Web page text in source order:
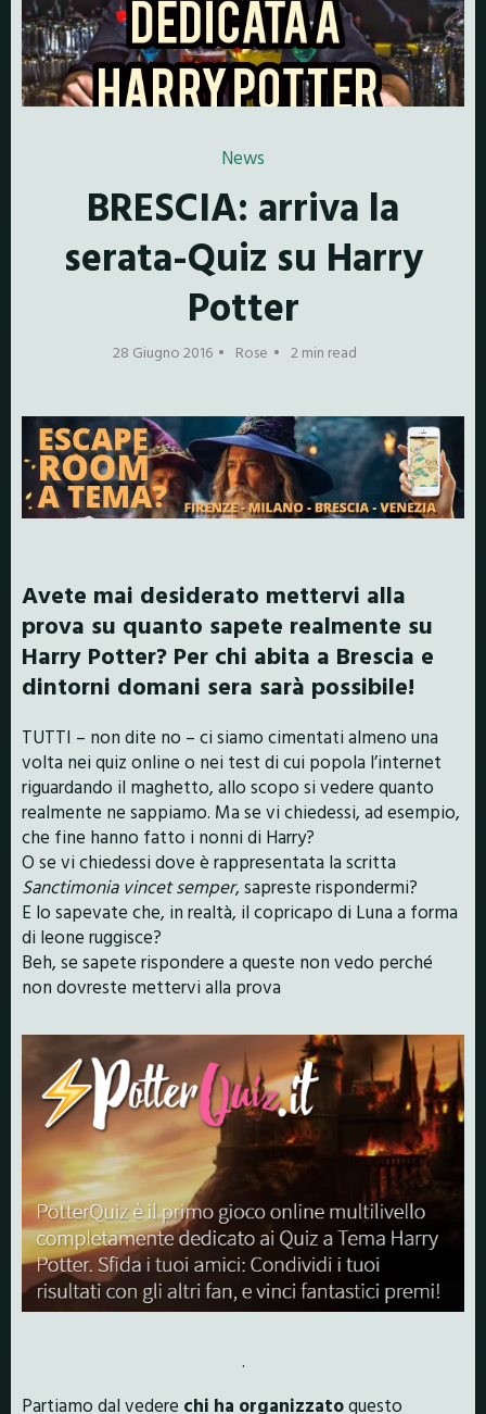
News
BRESCIA: arriva la
serata-Quiz su Harry
Potter
28 Giugno 2016 Rose 2 min read
Avete mai desiderato mettervi alla
prova su quanto sapete realmente su
Harry Potter? Per chi abita a Brescia e
dintorni domani sera sarà possibile!
TUTTI – non dite no – ci siamo cimentati almeno una
volta nei quiz online o nei test di cui popola l’internet
riguardando il maghetto, allo scopo si vedere quanto
realmente ne sappiamo. Ma se vi chiedessi, ad esempio,
che fine hanno fatto i nonni di Harry?
O se vi chiedessi dove è rappresentata la scritta
Sanctimonia vincet semper, sapreste rispondermi?
E lo sapevate che, in realtà, il copricapo di Luna a forma
di leone ruggisce?
Beh, se sapete rispondere a queste non vedo perché
non dovreste mettervi alla prova
.
Partiamo dal vedere chi ha organizzatoquesto